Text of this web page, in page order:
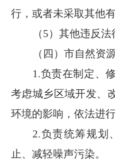
行，或者未采取其他
（5）其他违反
（四）市自然资
1.负责在制定、
考虑城乡区域开发、
环境的影响，依法进
2.负责统筹规划
止、减轻噪声污染。